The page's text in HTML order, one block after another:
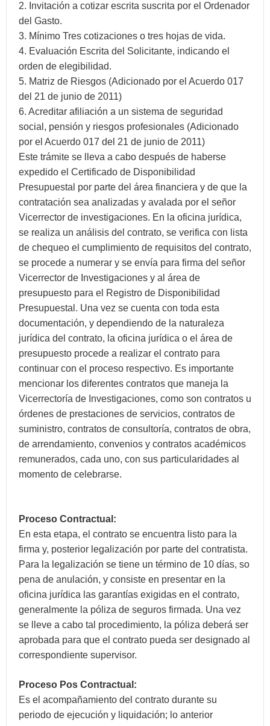
2. Invitación a cotizar escrita suscrita por el Ordenador
del Gasto.
3. Mínimo Tres cotizaciones o tres hojas de vida.
4. Evaluación Escrita del Solicitante, indicando el
orden de elegibilidad.
5. Matriz de Riesgos (Adicionado por el Acuerdo 017
del 21 de junio de 2011)
6. Acreditar afiliación a un sistema de seguridad
social, pensión y riesgos profesionales (Adicionado
por el Acuerdo 017 del 21 de junio de 2011)
Este trámite se lleva a cabo después de haberse
expedido el Certificado de Disponibilidad
Presupuestal por parte del área financiera y de que la
contratación sea analizadas y avalada por el señor
Vicerrector de investigaciones. En la oficina jurídica,
se realiza un análisis del contrato, se verifica con lista
de chequeo el cumplimiento de requisitos del contrato,
se procede a numerar y se envía para firma del señor
Vicerrector de Investigaciones y al área de
presupuesto para el Registro de Disponibilidad
Presupuestal. Una vez se cuenta con toda esta
documentación, y dependiendo de la naturaleza
jurídica del contrato, la oficina jurídica o el área de
presupuesto procede a realizar el contrato para
continuar con el proceso respectivo. Es importante
mencionar los diferentes contratos que maneja la
Vicerrectoría de Investigaciones, como son contratos u
órdenes de prestaciones de servicios, contratos de
suministro, contratos de consultoría, contratos de obra,
de arrendamiento, convenios y contratos académicos
remunerados, cada uno, con sus particularidades al
momento de celebrarse.
Proceso Contractual:
En esta etapa, el contrato se encuentra listo para la
firma y, posterior legalización por parte del contratista.
Para la legalización se tiene un término de 10 días, so
pena de anulación, y consiste en presentar en la
oficina jurídica las garantías exigidas en el contrato,
generalmente la póliza de seguros firmada. Una vez
se lleve a cabo tal procedimiento, la póliza deberá ser
aprobada para que el contrato pueda ser designado al
correspondiente supervisor.
Proceso Pos Contractual:
Es el acompañamiento del contrato durante su
periodo de ejecución y liquidación; lo anterior